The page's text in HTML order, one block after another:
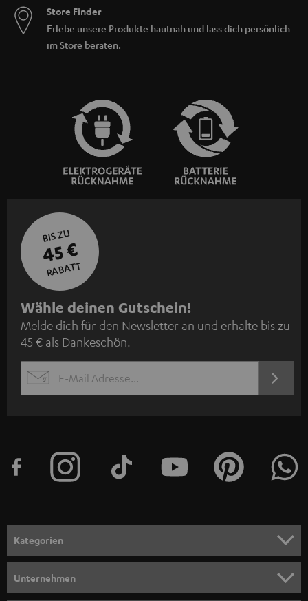
Store Finder
Erlebe unsere Produkte hautnah und lass dich persönlich
im Store beraten.
BIS ZU
45 €
RABATT
N
e
w
s
l
e
n
m
e
l
Wähle deinen Gutschein!
Melde dich für den Newsletter an und erhalte bis zu
45 € als Dankeschön.
EMAIL
JETZT
Kategorien
Unternehmen